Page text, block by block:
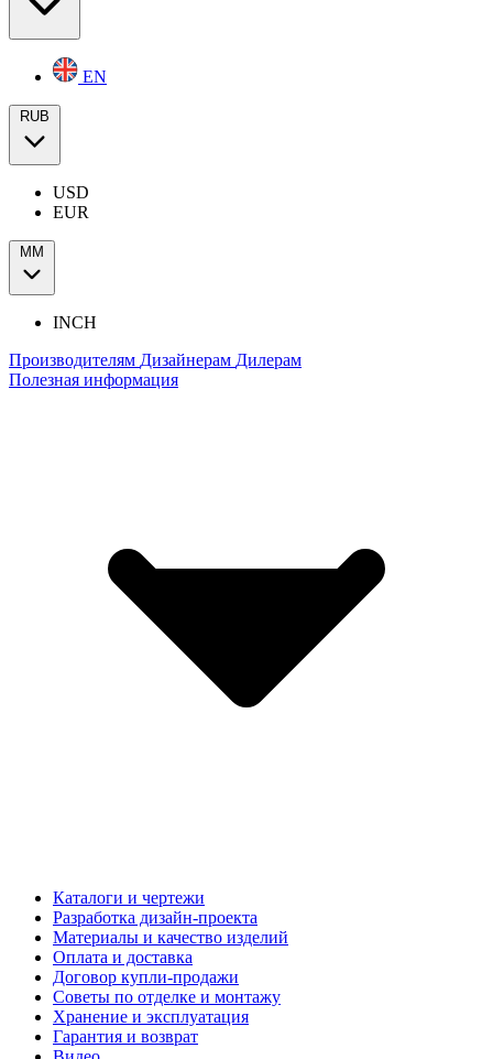
EN
RUB
USD
EUR
ММ
INCH
Производителям Дизайнерам Дилерам
Полезная информация
Каталоги и чертежи
Разработка дизайн-проекта
Материалы и качество изделий
Оплата и доставка
Договор купли-продажи
Советы по отделке и монтажу
Хранение и эксплуатация
Гарантия и возврат